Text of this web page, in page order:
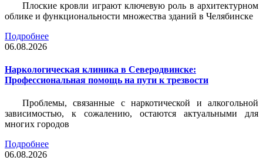
Плоские кровли играют ключевую роль в архитектурном
облике и функциональности множества зданий в Челябинске
Подробнее
06.08.2026
Наркологическая клиника в Северодвинске:
Профессиональная помощь на пути к трезвости
Проблемы, связанные с наркотической и алкогольной
зависимостью, к сожалению, остаются актуальными для
многих городов
Подробнее
06.08.2026